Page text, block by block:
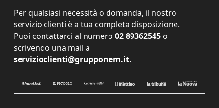
Per qualsiasi necessità o domanda, il nostro
servizio clienti è a tua completa disposizione.
Puoi contattarci al numero 02 89362545 o
scrivendo una mail a
servizioclienti@grupponem.it.